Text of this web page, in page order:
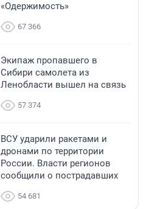
«Одержимость»
67 366
Экипаж пропавшего в
Сибири самолета из
Ленобласти вышел на связь
57 374
ВСУ ударили ракетами и
дронами по территории
России. Власти регионов
сообщили о пострадавших
54 681